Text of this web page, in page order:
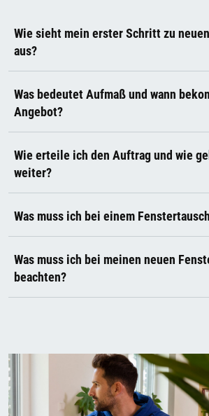
Wie sieht mein erster Schritt zu
aus?
Was bedeutet Aufmaß und wann
Angebot?
Wie erteile ich den Auftrag und wie
weiter?
Was muss ich bei einem
Was muss ich bei meinen neuen
beachten?